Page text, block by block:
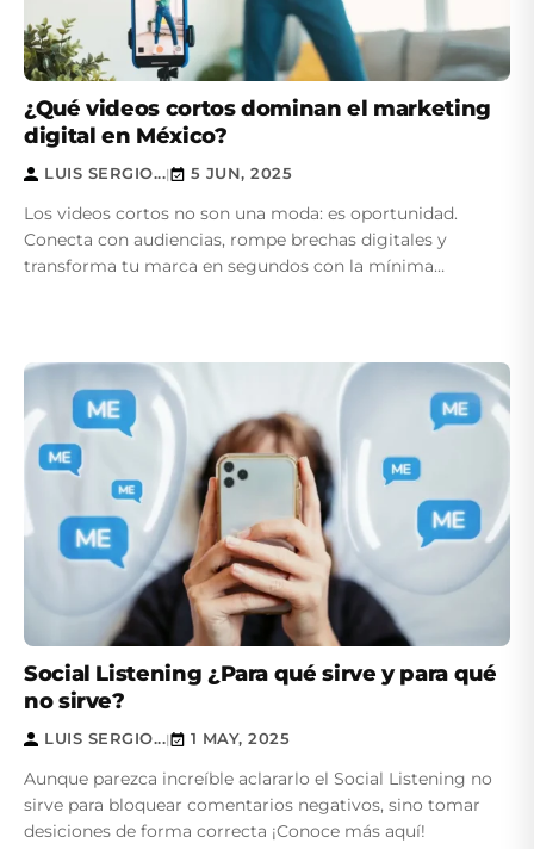
¿Qué videos cortos dominan el marketing
digital en México?
LUIS SERGIO...| 5 JUN, 2025
Los videos cortos no son una moda: es oportunidad.
Conecta con audiencias, rompe brechas digitales y
transforma tu marca en segundos con la mínima
Social Listening ¿Para qué sirve y para qué
no sirve?
LUIS SERGIO...| 1 MAY, 2025
Aunque parezca increíble aclararlo el Social Listening no
sirve para bloquear comentarios negativos, sino tomar
desiciones de forma correcta ¡Conoce más aquí!